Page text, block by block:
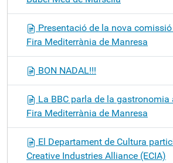
Presentació de la nova
Fira Mediterrània de Manresa
BON NADAL!!!
La BBC parla de la
Fira Mediterrània de Manresa
El Departament de Cultura
Creative Industries Alliance (ECIA)